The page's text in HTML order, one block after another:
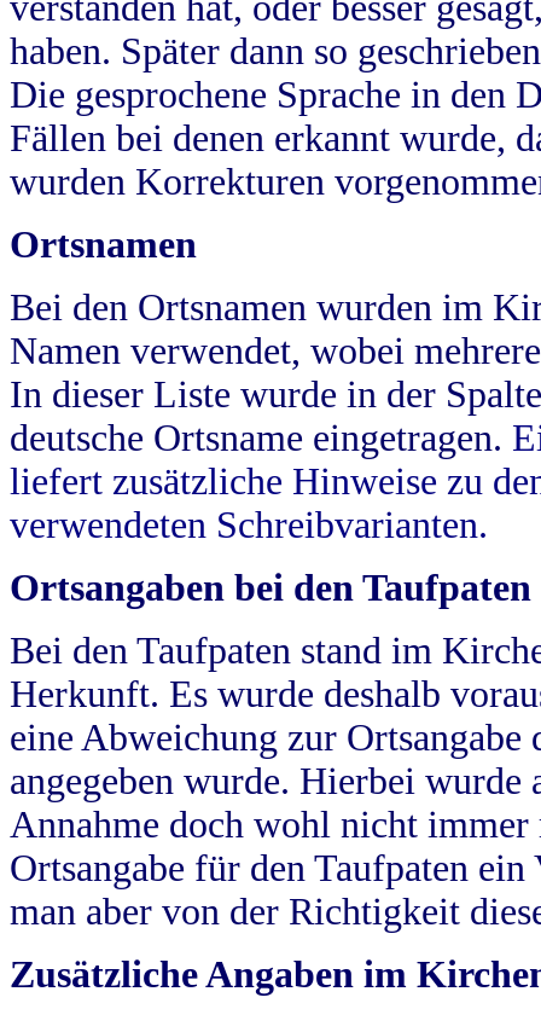
haben. Später dann so
Die gesprochene Sprache in
Fällen bei denen erkannt wurde,
wurden Korrekturen
Ortsnamen
Bei den Ortsnamen wurden im
Namen verwendet, wobei
In dieser Liste wurde in der
deutsche Ortsname eingetragen.
liefert zusätzliche Hinweise zu
verwendeten Schreibvarianten.
Ortsangaben bei den Taufpaten
Bei den Taufpaten stand im
Herkunft. Es wurde deshalb
eine Abweichung zur
angegeben wurde. Hierbei wurde
Annahme doch wohl nicht
Ortsangabe für den Taufpaten
man aber von der Richtigkeit
Zusätzliche Angaben im